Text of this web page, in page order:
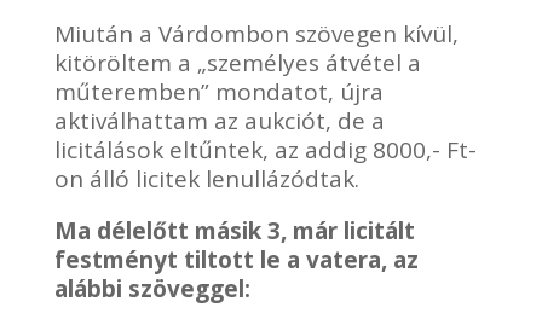
Miután a Várdombon szövegen kívül,
kitöröltem a „személyes átvétel a
műteremben” mondatot, újra
aktiválhattam az aukciót, de a
licitálások eltűntek, az addig 8000,- Ft-
on álló licitek lenullázódtak.
Ma délelőtt másik 3, már licitált
festményt tiltott le a vatera, az
alábbi szöveggel: